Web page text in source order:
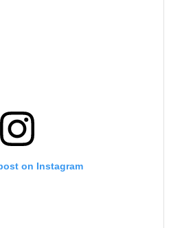
on Instagram